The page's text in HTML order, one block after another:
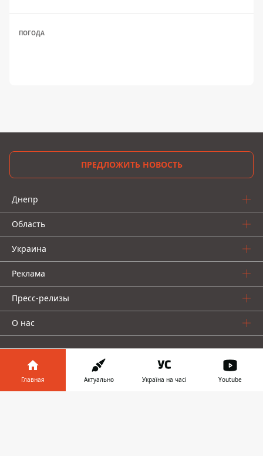
ПОГОДА
ПРЕДЛОЖИТЬ НОВОСТЬ
Днепр
Область
Украина
Реклама
Пресс-релизы
О нас
Главная Актуально Україна на часі Youtube